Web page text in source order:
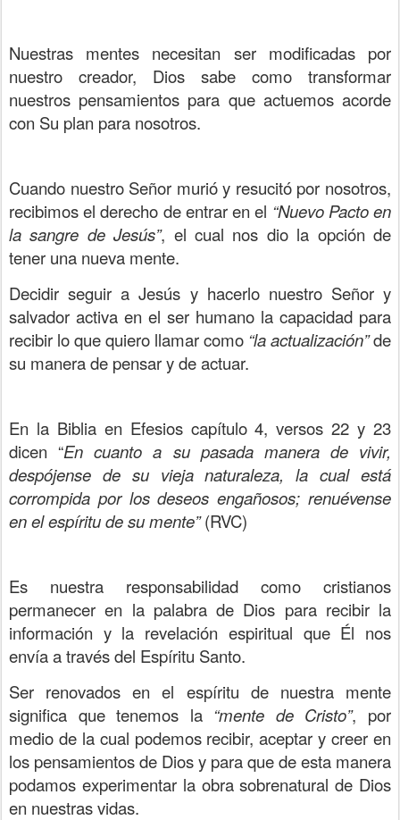
Nuestras mentes necesitan ser modificadas por
nuestro creador, Dios sabe como transformar
nuestros pensamientos para que actuemos acorde
con Su plan para nosotros.
Cuando nuestro Señor murió y resucitó por nosotros,
recibimos el derecho de entrar en el “Nuevo Pacto en
la sangre de Jesús”, el cual nos dio la opción de
tener una nueva mente.
Decidir seguir a Jesús y hacerlo nuestro Señor y
salvador activa en el ser humano la capacidad para
recibir lo que quiero llamar como “la actualización”de
su manera de pensar y de actuar.
En la Biblia en Efesios capítulo 4, versos 22 y 23
dicen “En cuanto a su pasada manera de vivir,
despójense de su vieja naturaleza, la cual está
corrompida por los deseos engañosos; renuévense
en el espíritu de su mente”(RVC)
Es nuestra responsabilidad como cristianos
permanecer en la palabra de Dios para recibir la
información y la revelación espiritual que Él nos
envía a través del Espíritu Santo.
Ser renovados en el espíritu de nuestra mente
significa que tenemos la “mente de Cristo”, por
medio de la cual podemos recibir, aceptar y creer en
los pensamientos de Dios y para que de esta manera
podamos experimentar la obra sobrenatural de Dios
en nuestras vidas.